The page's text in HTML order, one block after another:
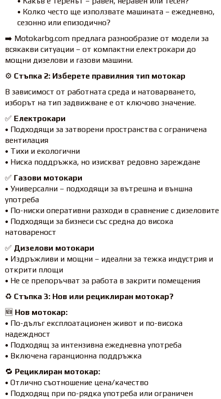
• Колко често ще използвате машината – ежедневно,
сезонно или епизодично?
➡️ Motokarbg.com предлага разнообразие от модели за
всякакви ситуации – от компактни електрокари до
мощни дизелови и газови машини.
⚙️ Стъпка 2: Изберете правилния тип мотокар
В зависимост от работната среда и натоварването,
изборът на тип задвижване е от ключово значение.
✅ Електрокари
• Подходящи за затворени пространства с ограничена
вентилация
• Тихи и екологични
• Ниска поддръжка, но изискват редовно зареждане
✅ Газови мотокари
• Универсални – подходящи за вътрешна и външна
употреба
• По-ниски оперативни разходи в сравнение с дизеловите
• Подходящи за бизнеси със средна до висока
натовареност
✅ Дизелови мотокари
• Издръжливи и мощни – идеални за тежка индустрия и
открити площи
• Не се препоръчват за работа в закрити помещения
♻️ Стъпка 3: Нов или рециклиран мотокар?
🆕 Нов мотокар:
• По-дълъг експлоатационен живот и по-висока
надеждност
• Подходящ за интензивна ежедневна употреба
• Включена гаранционна поддръжка
🔁 Рециклиран мотокар:
• Отлично съотношение цена/качество
• Подходящ при по-рядка употреба или ограничен